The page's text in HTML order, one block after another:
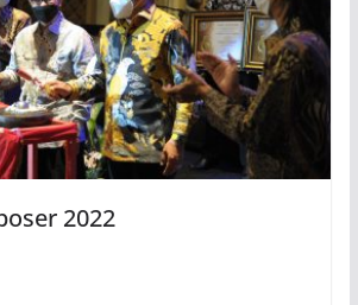
2022